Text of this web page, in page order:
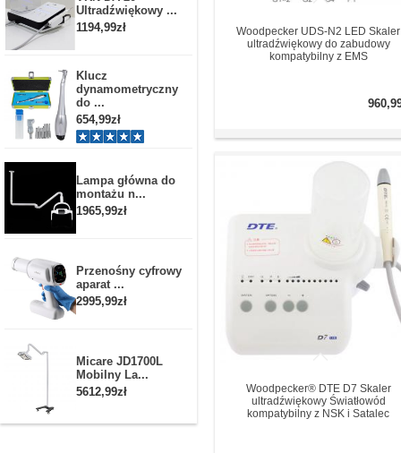
Ultradźwiękowy ...
1194,99zł
Klucz
dynamometryczny
do ...
654,99zł
Lampa główna do
montażu n...
1965,99zł
Przenośny cyfrowy
aparat ...
2995,99zł
Micare JD1700L
Mobilny La...
5612,99zł
Woodpecker UDS-N2 LED Skaler
ultradźwiękowy do zabudowy
kompatybilny z EMS
Woodpecker® DTE D7 Skaler
ultradźwiękowy Światłowód
kompatybilny z NSK i Satalec